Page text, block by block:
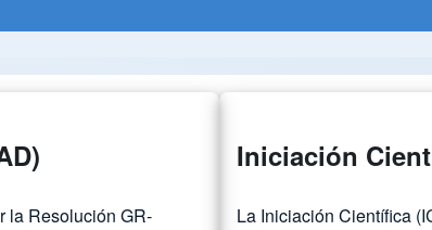
la Resolución GR-
Iniciación
La Iniciación Científica